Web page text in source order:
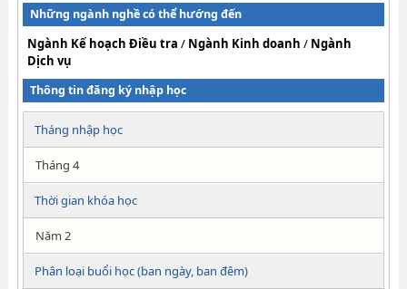
Những ngành nghề có thể hướng đến
Ngành Kế hoạch Điều tra / Ngành Kinh doanh / Ngành
Dịch vụ
Thông tin đăng ký nhập học
Tháng nhập học
Tháng 4
Thời gian khóa học
Năm 2
Phân loại buổi học (ban ngày, ban đêm)